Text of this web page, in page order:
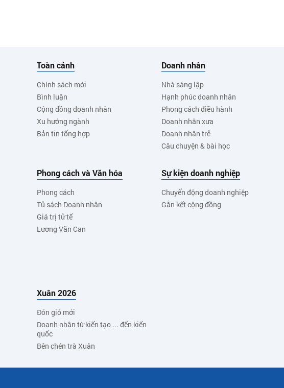
Toàn cảnh
Chính sách mới
Bình luận
Cộng đồng doanh nhân
Xu hướng ngành
Bản tin tổng hợp
Doanh nhân
Nhà sáng lập
Hạnh phúc doanh nhân
Phong cách điều hành
Doanh nhân xưa
Doanh nhân trẻ
Câu chuyện & bài học
Phong cách và Văn hóa
Phong cách
Tủ sách Doanh nhân
Giá trị tử tế
Lương Văn Can
Sự kiện doanh nghiệp
Chuyển động doanh nghiệp
Gắn kết cộng đồng
Xuân 2026
Đón gió mới
Doanh nhân từ kiến tạo ... đến kiến
quốc
Bên chén trà Xuân